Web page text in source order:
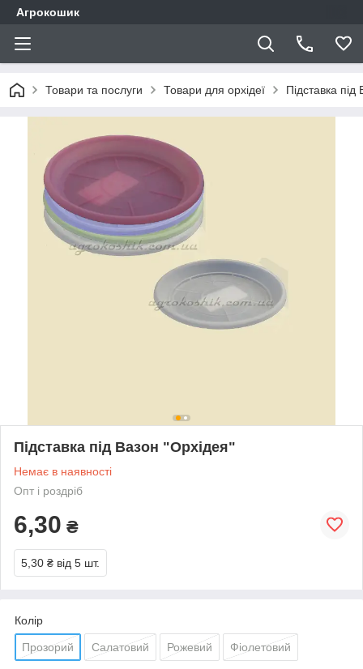
Агрокошик
Товари та послуги Товари для орхідеї Підставка
Підставка під Вазон "Орхідея"
Немає в наявності
Опт і роздріб
6,30 ₴
5,30 ₴ від 5 шт.
Колір
Прозорий Салатовий Рожевий Фіолетовий